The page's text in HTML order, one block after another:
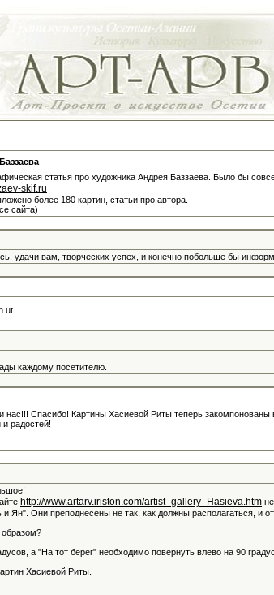
статья про художника Андрея Баззаева. Было бы
skif.ru
более 180 картин, статьи про автора.
сайта)
удачи вам, творческих успех, и конечно побольше бы
каждому посетителю.
Спасибо! Картины Хасиевой Риты теперь закомпонованы
радостей!
http://www.artarv.iriston.com/artist_gallery_Hasieva.htm
Ян". Они преподнесены не так, как должны располагаться, и от
а "На тот берег" необходимо повернуть влево на 90
Хасиевой Риты.